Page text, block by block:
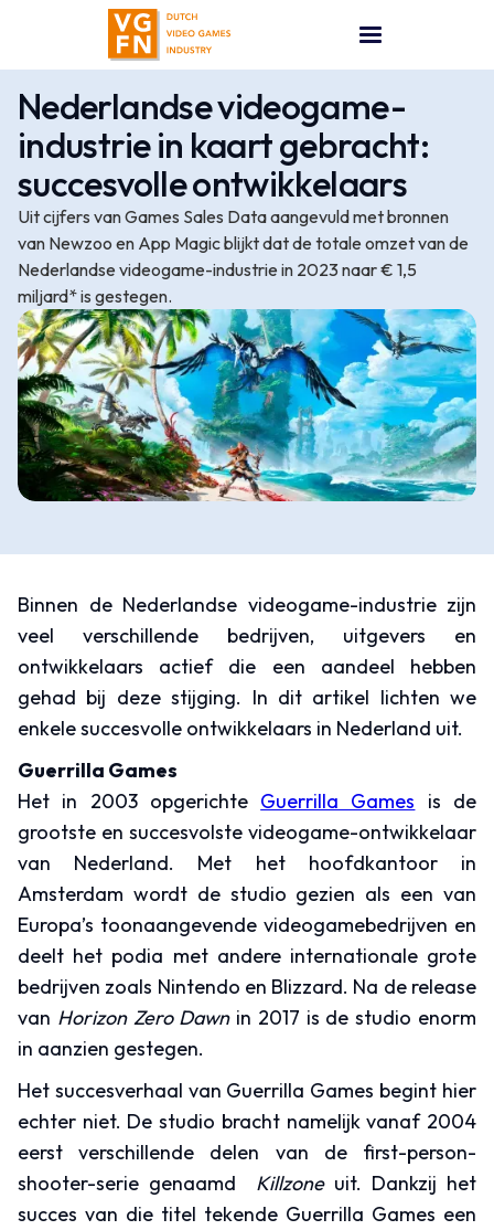
Nederlandse videogame-
industrie in kaart gebracht:
succesvolle ontwikkelaars
Uit cijfers van Games Sales Data aangevuld met bronnen
van Newzoo en App Magic blijkt dat de totale omzet van de
Nederlandse videogame-industrie in 2023 naar € 1,5
miljard* is gestegen.
Binnen de Nederlandse videogame-industrie zijn
veel verschillende bedrijven, uitgevers en
ontwikkelaars actief die een aandeel hebben
gehad bij deze stijging. In dit artikel lichten we
enkele succesvolle ontwikkelaars in Nederland uit.
Guerrilla Games
Het in 2003 opgerichte Guerrilla Games is de
grootste en succesvolste videogame-ontwikkelaar
van Nederland. Met het hoofdkantoor in
Amsterdam wordt de studio gezien als een van
Europa’s toonaangevende videogamebedrijven en
deelt het podia met andere internationale grote
bedrijven zoals Nintendo en Blizzard. Na de release
van Horizon Zero Dawnin 2017 is de studio enorm
in aanzien gestegen.
Het succesverhaal van Guerrilla Games begint hier
echter niet. De studio bracht namelijk vanaf 2004
eerst verschillende delen van de first-person-
shooter-serie genaamd Killzoneuit. Dankzij het
succes van die titel tekende Guerrilla Games een